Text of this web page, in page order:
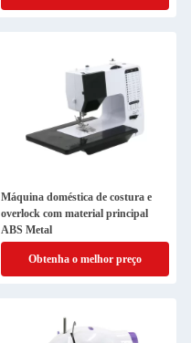
Máquina doméstica de costura e
overlock com material principal
ABS Metal
Obtenha o melhor preço